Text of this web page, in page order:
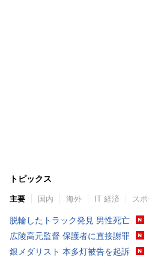
トピックス
主要 国内 海外 IT 経済 ス
脱輪したトラック発見 男性死亡
広陵高元監督 保護者に直接謝罪
銀メダリスト 本多灯被告を起訴